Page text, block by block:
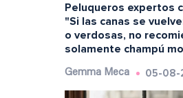
Peluqueros expertos
"Si las canas se
o verdosas, no
solamente champú
Gemma Meca 05-08-